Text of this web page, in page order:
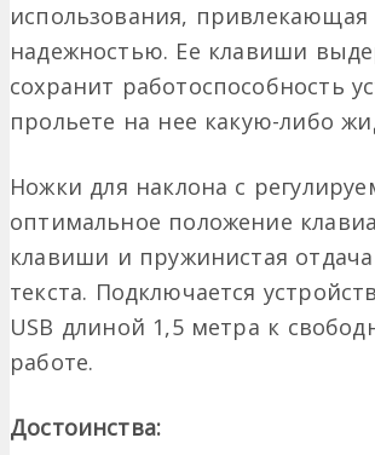
использования,
надежностью. Ее клавиши
сохранит работоспособность
прольете на нее какую-либо
Ножки для наклона с
оптимальное положение
клавиши и пружинистая
текста. Подключается
USB длиной 1,5 метра к
работе.
Достоинства: